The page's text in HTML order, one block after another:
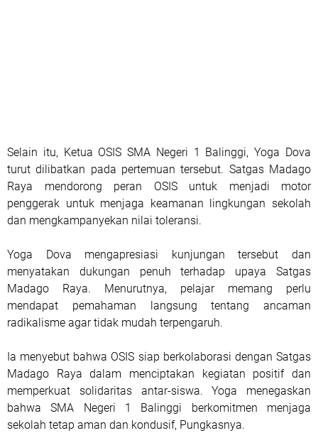
Selain itu, Ketua OSIS SMA Negeri 1 Balinggi, Yoga Dova
turut dilibatkan pada pertemuan tersebut. Satgas Madago
Raya mendorong peran OSIS untuk menjadi motor
penggerak untuk menjaga keamanan lingkungan sekolah
dan mengkampanyekan nilai toleransi.
Yoga Dova mengapresiasi kunjungan tersebut dan
menyatakan dukungan penuh terhadap upaya Satgas
Madago Raya. Menurutnya, pelajar memang perlu
mendapat pemahaman langsung tentang ancaman
radikalisme agar tidak mudah terpengaruh.
Ia menyebut bahwa OSIS siap berkolaborasi dengan Satgas
Madago Raya dalam menciptakan kegiatan positif dan
memperkuat solidaritas antar-siswa. Yoga menegaskan
bahwa SMA Negeri 1 Balinggi berkomitmen menjaga
sekolah tetap aman dan kondusif, Pungkasnya.